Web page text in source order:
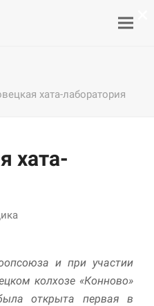
хата-лаборатория
хата-
и при участии
колхозе «Конново»
открыта первая в